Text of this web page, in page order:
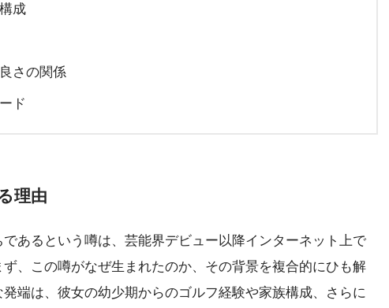
成
さの関係
ド
理由
あるという噂は、芸能界デビュー以降インターネット上で
、この噂がなぜ生まれたのか、その背景を複合的にひも解
端は、彼女の幼少期からのゴルフ経験や家族構成、さらに